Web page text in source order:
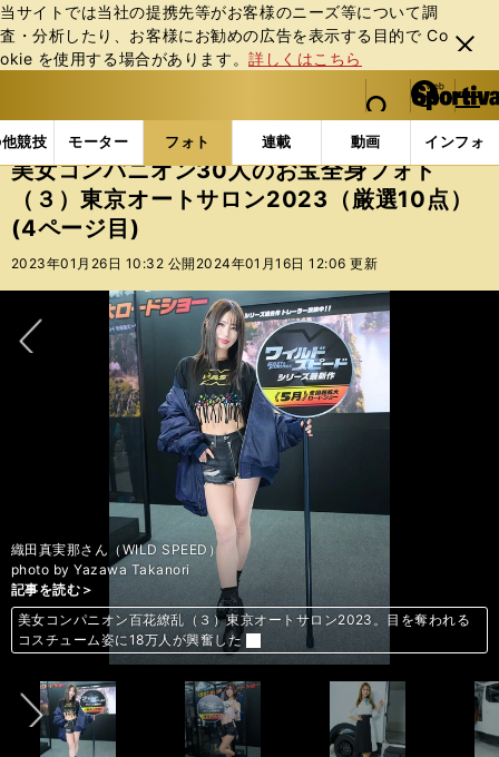
当サイトでは当社の提携先等がお客様のニーズ等について調
査・分析したり、お客様にお勧めの広告を表⽰する⽬的で Co
okie を使⽤する場合があります。詳しくはこちら
閉じ
る
web Sportiva (webスポルティーバ)
検索
マイペ
ー
ジ
メニュ
競技 モーター フォト 連載 動画 インフォ
b
ス
ポ
ル
テ
ー
バ
フォトギャラリー スポーツビーナスギャラリー 美
美女コンパニオン30人のお宝全身フォト
（３）東京オートサロン2023（厳選10点）
(4ページ目)
2023年01月26日 10:32 公開 2024年01月16日 12:06 更新
記事を読む＞
美女コンパニオン百花繚乱（３）東京オートサロン2023。目を奪われる
コスチューム姿に18万人が興奮した
記事を読む＞
美女コンパニオン百花繚乱（３）東京オートサロン2023。目を奪われる
コスチューム姿に18万人が興奮した
記事を読む＞
美女コンパニオン百花繚乱（３）東京オートサロン2023。目を奪われる
コスチューム姿に18万人が興奮した
織田真実那さん（WILD SPEED）
photo by Yazawa Takanori
記事を読む＞
美女コンパニオン百花繚乱（３）東京オートサロン2023。目を奪われる
コスチューム姿に18万人が興奮した
記事を読む＞
美女コンパニオン百花繚乱（３）東京オートサロン2023。目を奪われる
コスチューム姿に18万人が興奮した
記事を読む＞
美女コンパニオン百花繚乱（３）東京オートサロン2023。目を奪われる
コスチューム姿に18万人が興奮した
記事を読む＞
美女コンパニオン百花繚乱（３）東京オートサロン2023。目を奪われる
コスチューム姿に18万人が興奮した
記事を読む＞
美女コンパニオン百花繚乱（３）東京オートサロン2023。目を奪われる
コスチューム姿に18万人が興奮した
記事を読む＞
美女コンパニオン百花繚乱（３）東京オートサロン2023。目を奪われる
コスチューム姿に18万人が興奮した
記事を読む＞
美女コンパニオン百花繚乱（３）東京オートサロン2023。目を奪われる
コスチューム姿に18万人が興奮した
前へ